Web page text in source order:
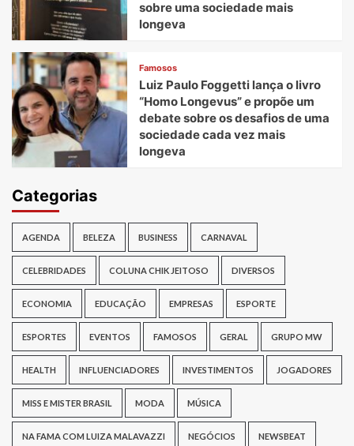
sobre uma sociedade mais
longeva
Famosos
Luiz Paulo Foggetti lança o livro
“Homo Longevus” e propõe um
debate sobre os desafios de uma
sociedade cada vez mais
longeva
Categorias
AGENDA BELEZA BUSINESS CARNAVAL
CELEBRIDADES COLUNA CHIK JEITOSO DIVERSOS
ECONOMIA EDUCAÇÃO EMPRESAS ESPORTE
ESPORTES EVENTOS FAMOSOS GERAL GRUPO MW
HEALTH INFLUENCIADORES INVESTIMENTOS JOGADORES
MISS E MISTER BRASIL MODA MÚSICA
NA FAMA COM LUIZA MALAVAZZI NEGÓCIOS NEWSBEAT